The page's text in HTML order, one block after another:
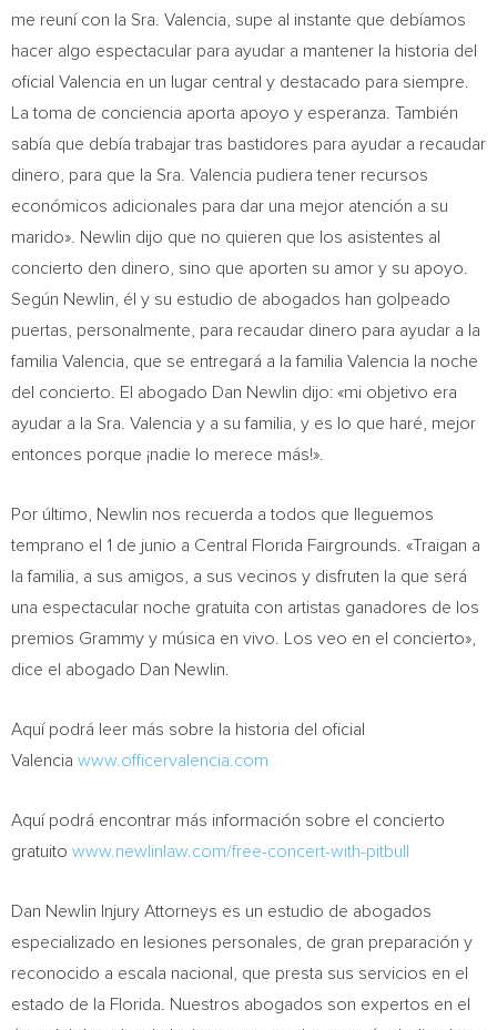
me reuní con la Sra. Valencia, supe al instante que debíamos
hacer algo espectacular para ayudar a mantener la historia del
oficial Valencia en un lugar central y destacado para siempre.
La toma de conciencia aporta apoyo y esperanza. También
sabía que debía trabajar tras bastidores para ayudar a recaudar
dinero, para que la Sra. Valencia pudiera tener recursos
económicos adicionales para dar una mejor atención a su
marido». Newlin dijo que no quieren que los asistentes al
concierto den dinero, sino que aporten su amor y su apoyo.
Según Newlin, él y su estudio de abogados han golpeado
puertas, personalmente, para recaudar dinero para ayudar a la
familia Valencia, que se entregará a la familia Valencia la noche
del concierto. El abogado Dan Newlin dijo: «mi objetivo era
ayudar a la Sra. Valencia y a su familia, y es lo que haré, mejor
entonces porque ¡nadie lo merece más!».
Por último, Newlin nos recuerda a todos que lleguemos
temprano el 1 de junio a Central Florida Fairgrounds. «Traigan a
la familia, a sus amigos, a sus vecinos y disfruten la que será
una espectacular noche gratuita con artistas ganadores de los
premios Grammy y música en vivo. Los veo en el concierto»,
dice el abogado Dan Newlin
Aquí podrá leer más sobre la historia del oficial
Valencia www.officervalencia.com
Aquí podrá encontrar más información sobre el concierto
gratuito www.newlinlaw.com/free-concert-with-pitbull
Dan Newlin Injury Attorneys es un estudio de abogados
especializado en lesiones personales, de gran preparación y
reconocido a escala nacional, que presta sus servicios en el
estado de la Florida . Nuestros abogados son expertos en el